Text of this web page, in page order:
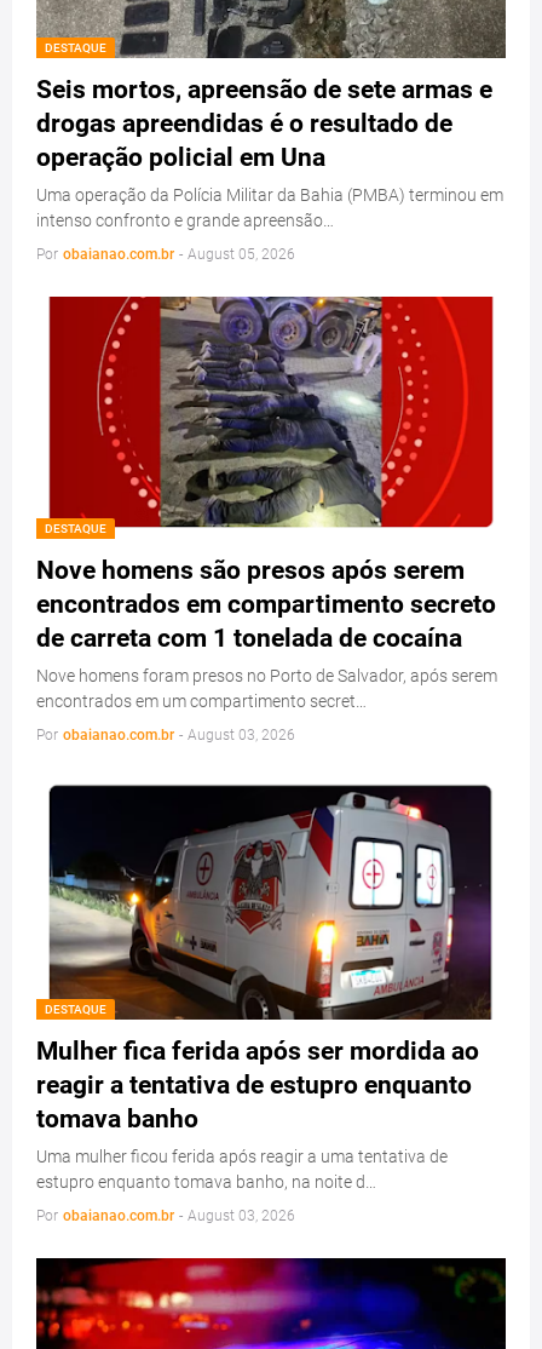
DESTAQUE
Seis mortos, apreensão de sete armas e
drogas apreendidas é o resultado de
operação policial em Una
Uma operação da Polícia Militar da Bahia (PMBA) terminou em
intenso confronto e grande apreensão…
Por obaianao.com.br - August 05, 2026
DESTAQUE
Nove homens são presos após serem
encontrados em compartimento secreto
de carreta com 1 tonelada de cocaína
Nove homens foram presos no Porto de Salvador, após serem
encontrados em um compartimento secret…
Por obaianao.com.br - August 03, 2026
DESTAQUE
Mulher fica ferida após ser mordida ao
reagir a tentativa de estupro enquanto
tomava banho
Uma mulher ficou ferida após reagir a uma tentativa de
estupro enquanto tomava banho, na noite d…
Por obaianao.com.br - August 03, 2026